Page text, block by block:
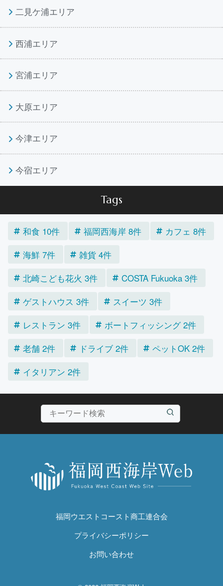
二見ケ浦エリア
西浦エリア
宮浦エリア
大原エリア
今津エリア
今宿エリア
Tags
和食 10件 福岡西海岸 8件
カフェ 8件
海鮮 7件
雑貨 4件
北崎こども花火 3件
COSTA Fukuoka 3件
ゲストハウス 3件
スイーツ 3件
レストラン 3件
ボートフィッシング 2件
老舗 2件
ドライブ 2件
ペットOK 2件
イタリアン 2件
福岡ウエストコースト商工連合会
プライバシーポリシー
お問い合わせ